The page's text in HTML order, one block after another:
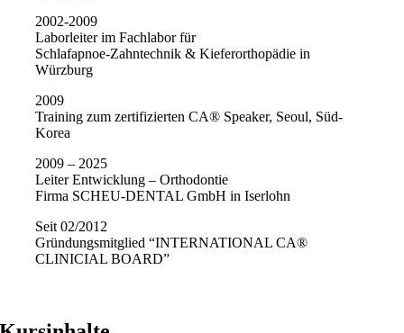
2002-2009
Laborleiter im Fachlabor für
Schlafapnoe-Zahntechnik & Kieferorthopädie in
Würzburg
2009
Training zum zertifizierten CA® Speaker, Seoul, Süd-
Korea
2009 – 2025
Leiter Entwicklung – Orthodontie
Firma SCHEU-DENTAL GmbH in Iserlohn
Seit 02/2012
Gründungsmitglied “INTERNATIONAL CA®
CLINICIAL BOARD”